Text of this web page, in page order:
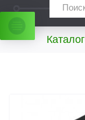
Каталог